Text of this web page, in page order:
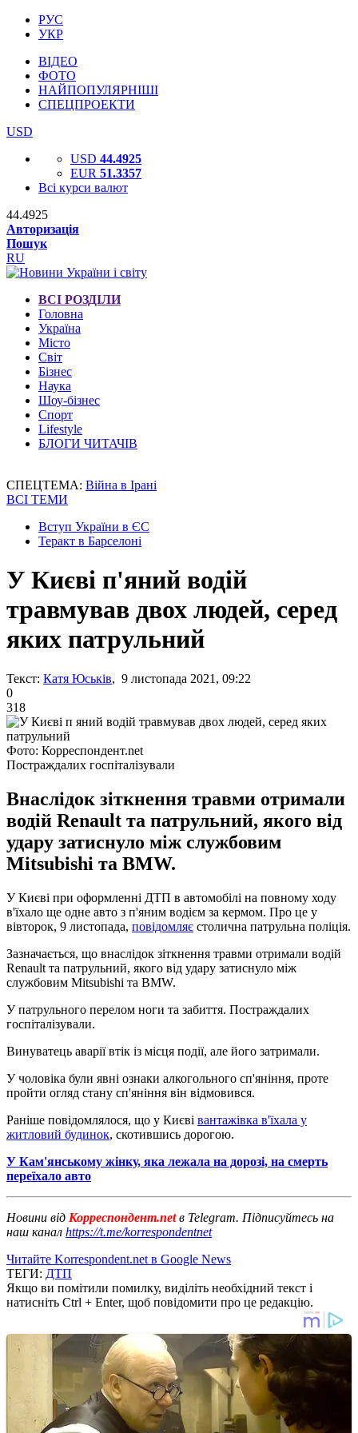
РУС
УКР
ВІДЕО
ФОТО
НАЙПОПУЛЯРНІШІ
СПЕЦПРОЕКТИ
USD
USD 44.4925
EUR 51.3357
Всі курси валют
44.4925
Авторизація
Пошук
RU
ВСІ РОЗДІЛИ
Головна
Україна
Місто
Світ
Бізнес
Наука
Шоу-бізнес
Спорт
Lifestyle
БЛОГИ ЧИТАЧІВ
СПЕЦТЕМА: Війна в Ірані
ВСІ ТЕМИ
Вступ України в ЄС
Теракт в Барселоні
У Києві п'яний водій
травмував двох людей, серед
яких патрульний
Текст: Катя Юськів, 9 листопада 2021, 09:22
0
318
Фото: Корреспондент.net
Постраждалих госпіталізували
Внаслідок зіткнення травми отримали
водій Renault та патрульний, якого від
удару затиснуло між службовим
Mitsubishi та BMW.
У Києві при оформленні ДТП в автомобілі на повному ходу
в'їхало ще одне авто з п'яним водієм за кермом. Про це у
вівторок, 9 листопада, повідомляє столична патрульна поліція.
Зазначається, що внаслідок зіткнення травми отримали водій
Renault та патрульний, якого від удару затиснуло між
службовим Mitsubishi та BMW.
У патрульного перелом ноги та забиття. Постраждалих
госпіталізували.
Винуватець аварії втік із місця події, але його затримали.
У чоловіка були явні ознаки алкогольного сп'яніння, проте
пройти огляд стану сп'яніння він відмовився.
Раніше повідомлялося, що у Києві вантажівка в'їхала у
житловий будинок, скотившись дорогою.
У Кам'янському жінку, яка лежала на дорозі, на смерть
переїхало авто
Новини від Корреспондент.netв Telegram. Підписуйтесь на
наш канал https://t.me/korrespondentnet
Читайте Korrespondent.net в Google News
ТЕГИ: ДТП
Якщо ви помітили помилку, виділіть необхідний текст і
натисніть Ctrl + Enter, щоб повідомити про це редакцію.